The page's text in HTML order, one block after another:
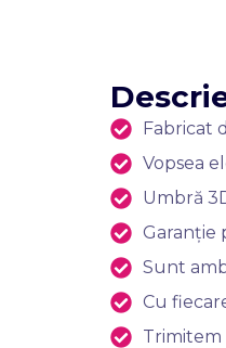
Fabricat
Vopsea
Umbră
Garanție
Sunt
Cu
Trimitem